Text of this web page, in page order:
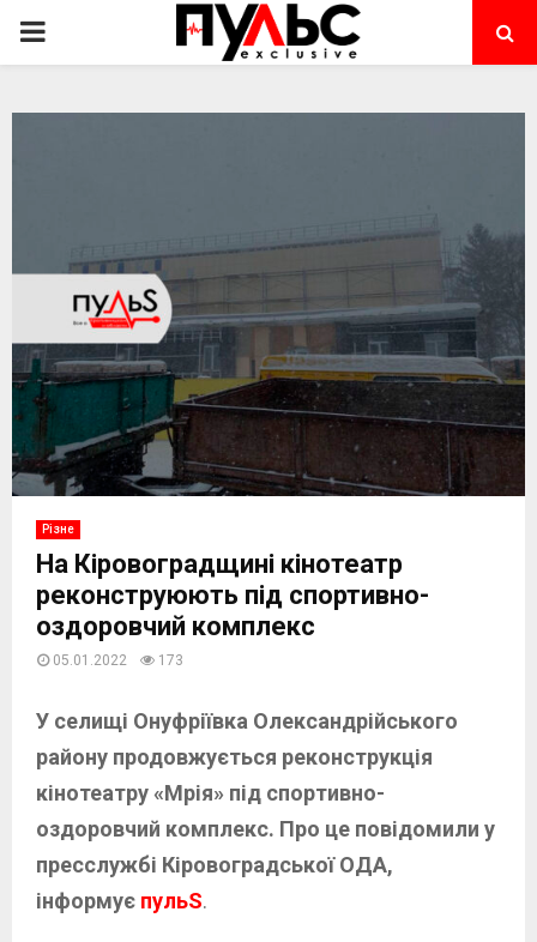
PRIMARY
Різне
На Кіровоградщині кінотеатр
реконструюють під спортивно-
оздоровчий комплекс
05.01.2022 173
У селищі Онуфріївка Олександрійського
району продовжується реконструкція
кінотеатру «Мрія» під спортивно-
оздоровчий комплекс. Про це повідомили у
пресслужбі Кіровоградської ОДА,
інформує пульS.